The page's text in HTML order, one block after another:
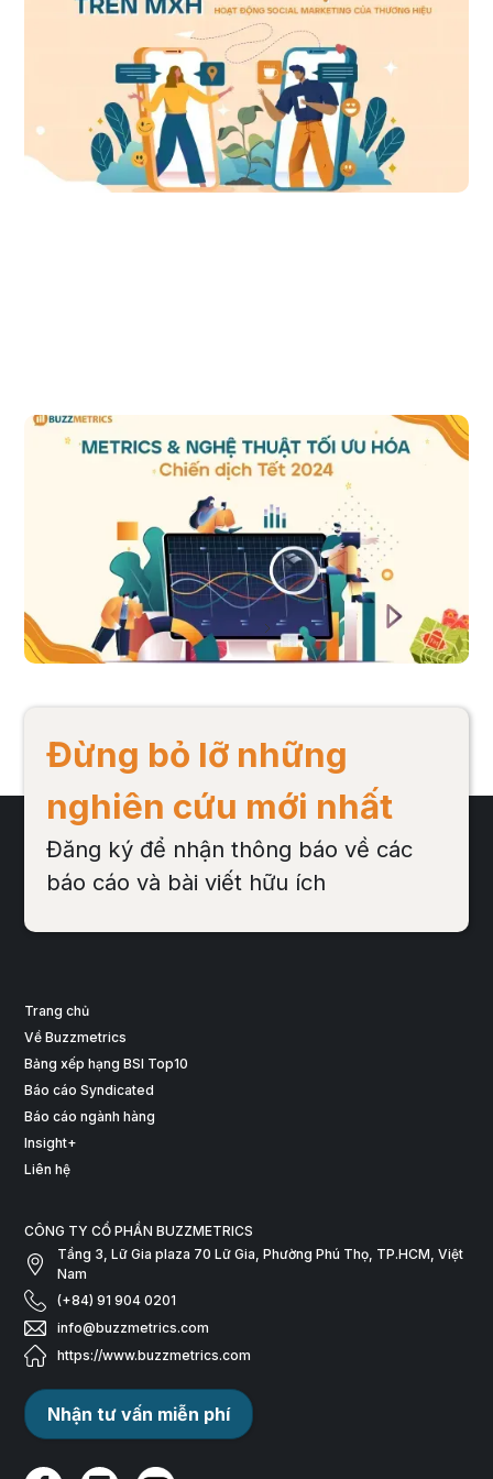
Mỗi năm, thị trường chứng kiến sự xuất hiện của vô số chiến dịch
quảng cáo mới. Để đảm bảo sự cạnh tranh và thu hút lòng tin từ khách
hàng, việc tích hợp seeding trở thành một phần không thể thiếu trong
mọi chiến lược social marketing.
Đọc bài viết
Metrics và Nghệ Thuật Tối Ưu Hóa Chiến dịch Tết
Trải qua hai năm gián đoạn và có phần ảm đạm, Tết đang dần trở lại
với vị thế trước đây của mình - một dịp đặc biệt lớn nhất của mạng xã
hội Việt Nam, một thời điểm lý tưởng để thương hiệu xây dựng những
cuộc hội thoại ý nghĩa với người tiêu dùng.
Đọc bài viết
Next
Đừng bỏ lỡ những
nghiên cứu mới nhất
Đăng ký để nhận thông báo về các
báo cáo và bài viết hữu ích
Trang chủ
Về Buzzmetrics
Bảng xếp hạng BSI Top10
Báo cáo Syndicated
Báo cáo ngành hàng
Insight+
Liên hệ
CÔNG TY CỔ PHẦN BUZZMETRICS
Tầng 3, Lữ Gia plaza 70 Lữ Gia, Phường Phú Thọ, TP.HCM, Việt
Nam
(+84) 91 904 0201
info@buzzmetrics.com
https://www.buzzmetrics.com
Nhận tư vấn miễn phí